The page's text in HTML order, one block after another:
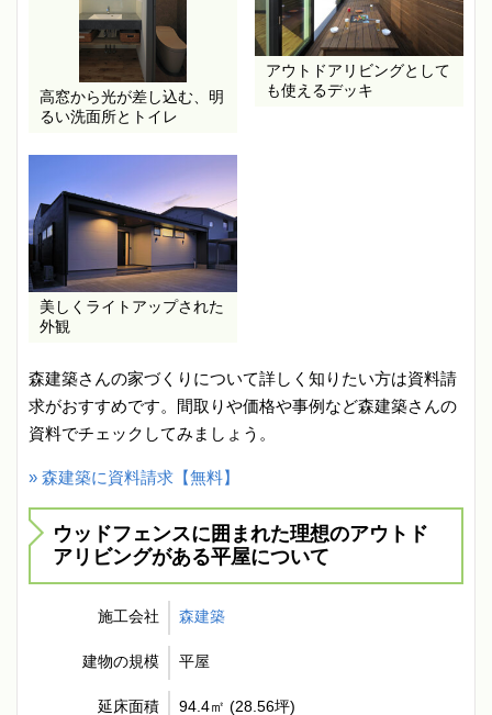
高窓から光が差し込む、明
るい洗面所とトイレ
アウトドアリビングとして
も使えるデッキ
美しくライトアップされた
外観
森建築さんの家づくりについて詳しく知りたい方は資料請
求がおすすめです。間取りや価格や事例など森建築さんの
資料でチェックしてみましょう。
» 森建築に資料請求【無料】
ウッドフェンスに囲まれた理想のアウトド
アリビングがある平屋について
施工会社 森建築
建物の規模 平屋
延床面積 94.4㎡ (28.56坪)